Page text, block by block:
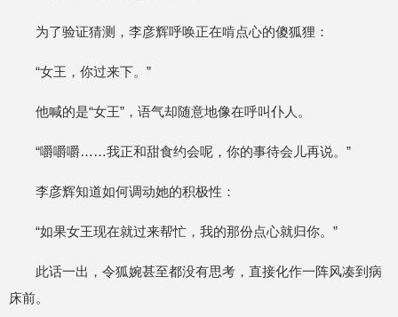
为了验证猜测，李彦辉呼唤正在啃点心的傻狐狸：
“女王，你过来下。”
他喊的是“女王”，语气却随意地像在呼叫仆人。
“嚼嚼嚼……我正和甜食约会呢，你的事待会儿再说。”
李彦辉知道如何调动她的积极性：
“如果女王现在就过来帮忙，我的那份点心就归你。”
此话一出，令狐婉甚至都没有思考，直接化作一阵风凑到病
床前。